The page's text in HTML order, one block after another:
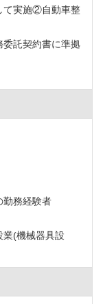
て実施②自動車整
託契約書に準拠
勤務経験者
業(機械器具設